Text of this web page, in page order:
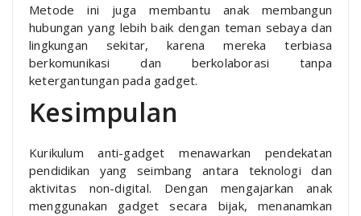
Metode ini juga membantu anak membangun
hubungan yang lebih baik dengan teman sebaya dan
lingkungan sekitar, karena mereka terbiasa
berkomunikasi dan berkolaborasi tanpa
ketergantungan pada gadget.
Kesimpulan
Kurikulum anti-gadget menawarkan pendekatan
pendidikan yang seimbang antara teknologi dan
aktivitas non-digital. Dengan mengajarkan anak
menggunakan gadget secara bijak, menanamkan